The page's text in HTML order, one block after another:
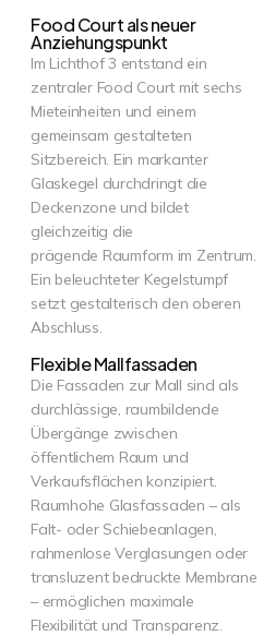
Food Court als neuer
Anziehungspunkt
Im Lichthof 3 entstand ein
zentraler Food Court mit sechs
Mieteinheiten und einem
gemeinsam gestalteten
Sitzbereich. Ein markanter
Glaskegel durchdringt die
Deckenzone und bildet
gleichzeitig die
prägende Raumform im Zentrum.
Ein beleuchteter Kegelstumpf
setzt gestalterisch den oberen
Abschluss.
Flexible Mallfassaden
Die Fassaden zur Mall sind als
durchlässige, raumbildende
Übergänge zwischen
öffentlichem Raum und
Verkaufsflächen konzipiert.
Raumhohe Glasfassaden – als
Falt- oder Schiebeanlagen,
rahmenlose Verglasungen oder
transluzent bedruckte Membrane
– ermöglichen maximale
Flexibilität und Transparenz.